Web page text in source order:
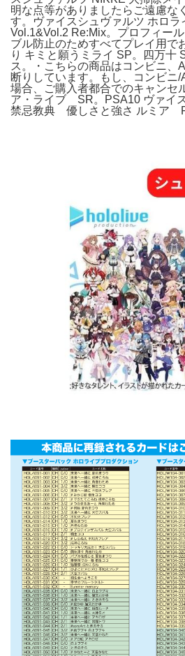
明な点等がありましたらご遠慮な
す。ヴァイスシュヴァルツ ホロラ
Vol.1&Vol.2 Re:Mix。プロフィー
ブル防止のためすべてプレイ用で
り キミと願うミライ SP。四万
ス。・こちらの商品はコンビニ、
断りしています。もし、コンビニ/
場合、ご購入者都合でのキャンセ
ア・ライブ SR。PSA10 ヴァイ
禁忌教典 優しさと強さ ルミア